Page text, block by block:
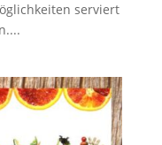
serviert